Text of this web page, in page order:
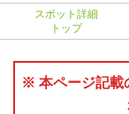
スポット詳細
トップ
※ 本ページ記載